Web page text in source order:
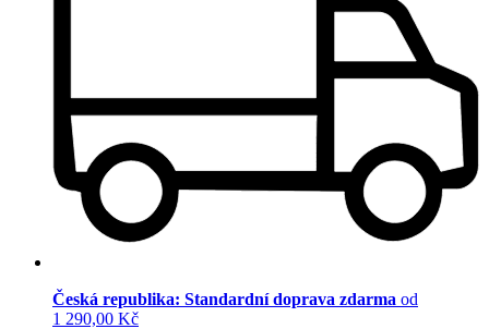
Česká republika: Standardní doprava zdarma od
1 290,00 Kč